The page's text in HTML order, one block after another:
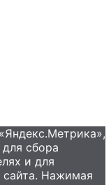
сбора
и для
сайта. Нажимая